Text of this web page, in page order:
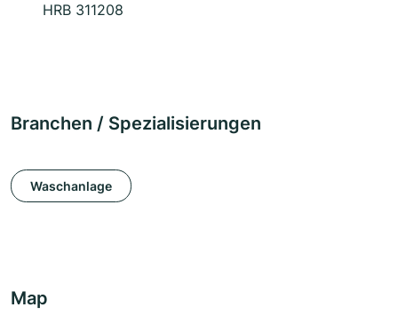
HRB 311208
Branchen / Spezialisierungen
Waschanlage
Map